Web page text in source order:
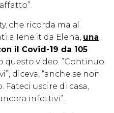
che ricorda ma al
a Iene.it da Elena, una
il Covid-19 da 105
questo video. ”Continuo
diceva, “anche se non
Fateci uscire di casa,
infettivi”.